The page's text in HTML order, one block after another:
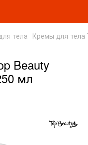
тела Кремы для тела
Beauty
мл